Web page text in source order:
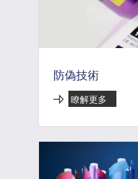
防偽技術
瞭解更多